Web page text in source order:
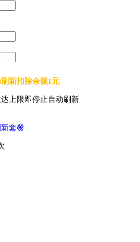
新扣除余额1元
上限即停止自动刷新
套餐